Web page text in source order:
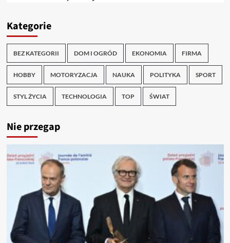
Kategorie
BEZ KATEGORII DOM I OGRÓD EKONOMIA FIRMA
HOBBY MOTORYZACJA NAUKA POLITYKA SPORT
STYL ŻYCIA TECHNOLOGIA TOP ŚWIAT
Nie przegap